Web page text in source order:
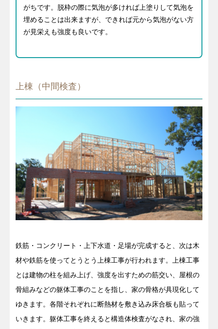
がちです。脱枠の際に気泡が多ければ上塗りして気泡を
埋めることは出来ますが、できれば元から気泡がない方
が見栄えも強度も良いです。
上棟（中間検査）
鉄筋・コンクリート・上下水道・足場が完成すると、次は木
材や鉄筋を使ってとうとう上棟工事が行われます。上棟工事
とは建物の柱を組み上げ、強度を出すための筋交い、屋根の
骨組みなどの躯体工事のことを指し、家の骨格が具現化して
ゆきます。各階それぞれに断熱材を敷き込み床合板も貼って
いきます。躯体工事を終えると構造体検査がなされ、家の強